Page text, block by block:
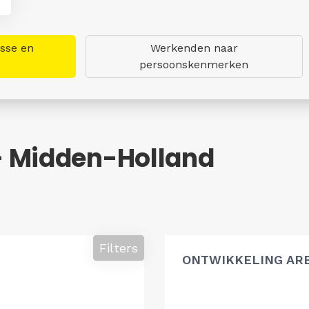
en
Werkenden naar
persoonskenmerken
Midden-Holland
Filters
ONTWIKKELING